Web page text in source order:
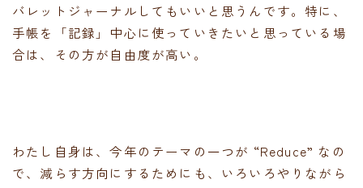
バレットジャーナルしてもいいと思うんです。特に、
手帳を「記録」中心に使っていきたいと思っている場
合は、その方が自由度が高い。
わたし自身は、今年のテーマの一つが “Reduce” なの
で、減らす方向にするためにも、いろいろやりながら